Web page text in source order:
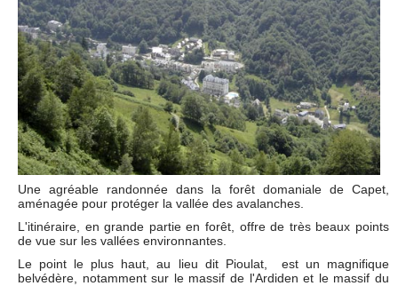
Une agréable randonnée dans la forêt domaniale de Capet,
aménagée pour protéger la vallée des avalanches.
L'itinéraire, en grande partie en forêt, offre de très beaux points
de vue sur les vallées environnantes.
Le point le plus haut, au lieu dit Pioulat, est un magnifique
belvédère, notamment sur le massif de l'Ardiden et le massif du